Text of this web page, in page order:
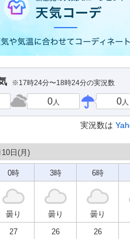
※17時24分〜18時24分の実況数
0人 0人
実況数は
10日( 月 )
0時 3時 6時
曇り
曇り 曇り
27 26 26